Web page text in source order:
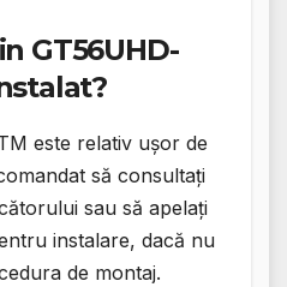
GT56UHD-
este relativ ușor de
să consultați
sau să apelați
instalare, dacă nu
de montaj.